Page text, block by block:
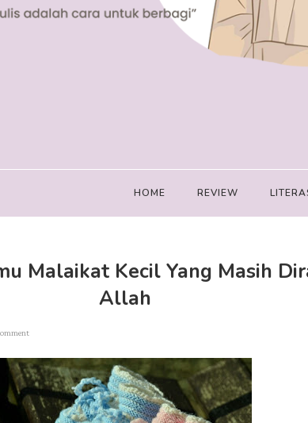
HOME REVIEW
Malaikat Kecil Yang Masih
Allah